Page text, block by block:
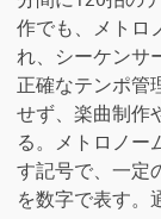
作でも、メトロ
れ、シーケンサ
正確なテンポ管
せず、楽曲制作
る。メトロノー
す記号で、一定
を数字で表す。